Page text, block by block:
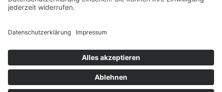
© Zimmererhof Impressum
powered by